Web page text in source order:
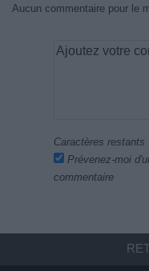
Aucun commentaire pour le
Caractères restants
Prévenez-moi
commentaire